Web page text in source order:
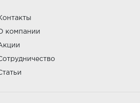
компании